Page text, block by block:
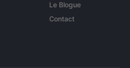
Le Blogue
Contact